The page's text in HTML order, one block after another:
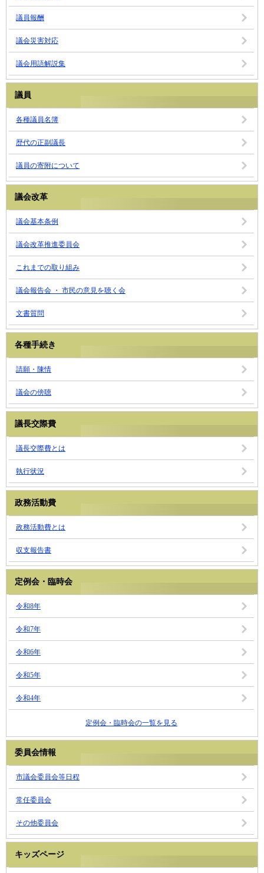
議員報酬
議会災害対応
議会用語解説集
議員
各種議員名簿
歴代の正副議長
議員の寄附について
議会改革
議会基本条例
議会改革推進委員会
これまでの取り組み
議会報告会 ・ 市民の意見を聴く会
文書質問
各種手続き
請願・陳情
議会の傍聴
議長交際費
議長交際費とは
執行状況
政務活動費
政務活動費とは
収支報告書
定例会・臨時会
令和8年
令和7年
令和6年
令和5年
令和4年
定例会・臨時会の一覧を見る
委員会情報
市議会委員会等日程
常任委員会
その他委員会
キッズページ